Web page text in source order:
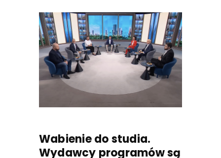
Wabienie do studia.
Wydawcy programów są